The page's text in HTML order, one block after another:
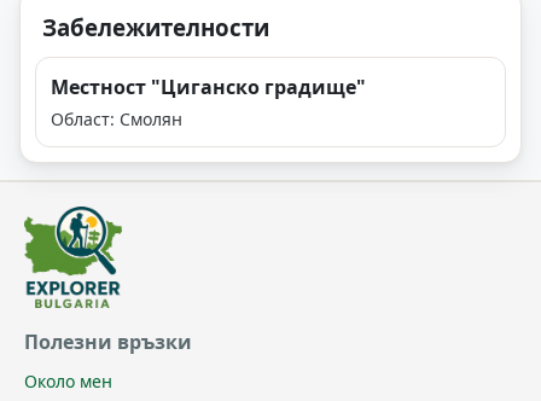
Забележителности
Местност "Циганско градище"
Област: Смолян
Полезни връзки
Около мен